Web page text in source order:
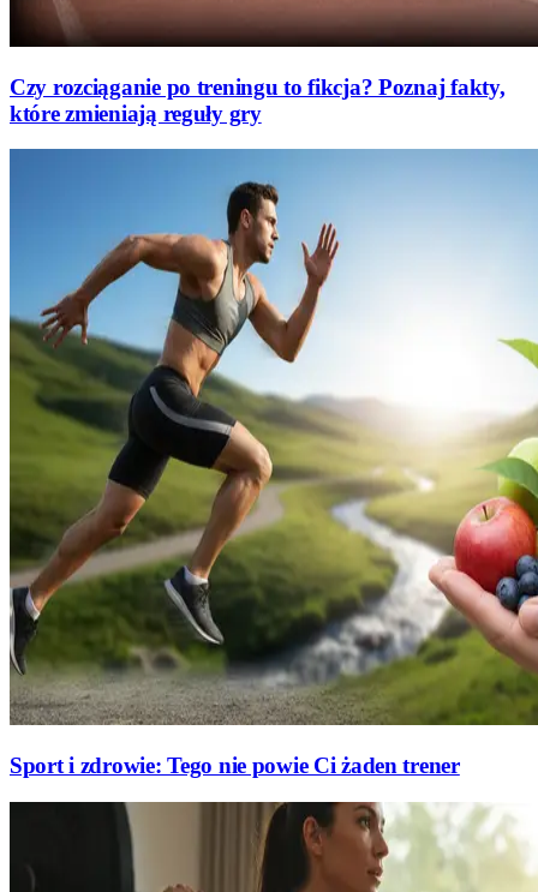
Czy rozciąganie po treningu to fikcja? Poznaj fakty,
które zmieniają reguły gry
Sport i zdrowie: Tego nie powie Ci żaden trener